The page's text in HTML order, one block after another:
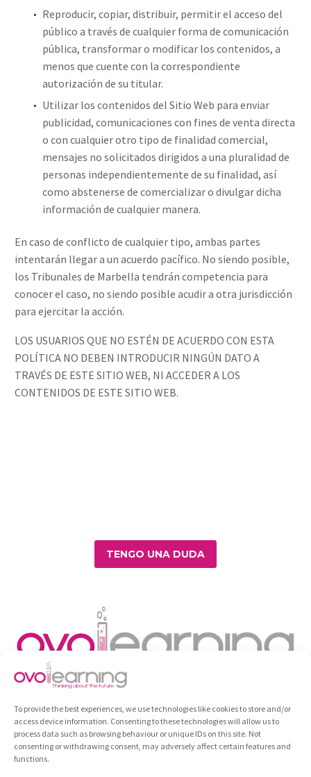
To provide the best experiences, we use technologies like cookies to store and/or
access device information. Consenting to these technologies will allow us to
process data such as browsing behaviour or unique IDs on this site. Not
consenting or withdrawing consent, may adversely affect certain features and
functions.
Reproducir, copiar, distribuir, permitir el acceso del
público a través de cualquier forma de comunicación
pública, transformar o modificar los contenidos, a
menos que cuente con la correspondiente
autorización de su titular.
Utilizar los contenidos del Sitio Web para enviar
publicidad, comunicaciones con fines de venta directa
o con cualquier otro tipo de finalidad comercial,
mensajes no solicitados dirigidos a una pluralidad de
personas independientemente de su finalidad, así
como abstenerse de comercializar o divulgar dicha
información de cualquier manera.
En caso de conflicto de cualquier tipo, ambas partes
intentarán llegar a un acuerdo pacífico. No siendo posible,
los Tribunales de Marbella tendrán competencia para
conocer el caso, no siendo posible acudir a otra jurisdicción
para ejercitar la acción.
LOS USUARIOS QUE NO ESTÉN DE ACUERDO CON ESTA
POLÍTICA NO DEBEN INTRODUCIR NINGÚN DATO A
TRAVÉS DE ESTE SITIO WEB, NI ACCEDER A LOS
CONTENIDOS DE ESTE SITIO WEB.
TENGO UNA DUDA